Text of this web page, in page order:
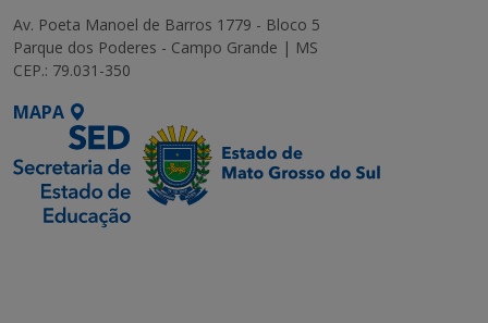
Av. Poeta Manoel de Barros 1779 - Bloco 5
Parque dos Poderes - Campo Grande | MS
CEP.: 79.031-350
MAPA